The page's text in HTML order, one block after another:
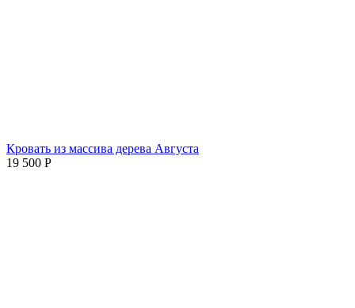
Кровать из массива дерева Августа
19 500 Р